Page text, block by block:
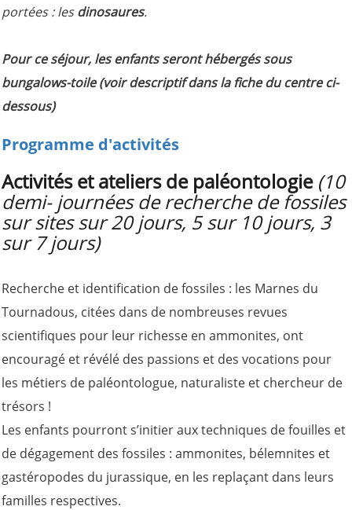
portées : lesdinosaures.
Pour ce séjour, les enfants seront hébergés sous
bungalows-toile (voir descriptif dans la fiche du centre ci-
dessous)
Programme d'activités
Activités et ateliers de paléontologie (10
demi- journées de recherche de fossiles
sur sites sur 20 jours, 5 sur 10 jours, 3
sur 7 jours)
Recherche et identification de fossiles : les Marnes du
Tournadous, citées dans de nombreuses revues
scientifiques pour leur richesse en ammonites, ont
encouragé et révélé des passions et des vocations pour
les métiers de paléontologue, naturaliste et chercheur de
trésors !
Les enfants pourront s’initier aux techniques de fouilles et
de dégagement des fossiles : ammonites, bélemnites et
gastéropodes du jurassique, en les replaçant dans leurs
familles respectives.